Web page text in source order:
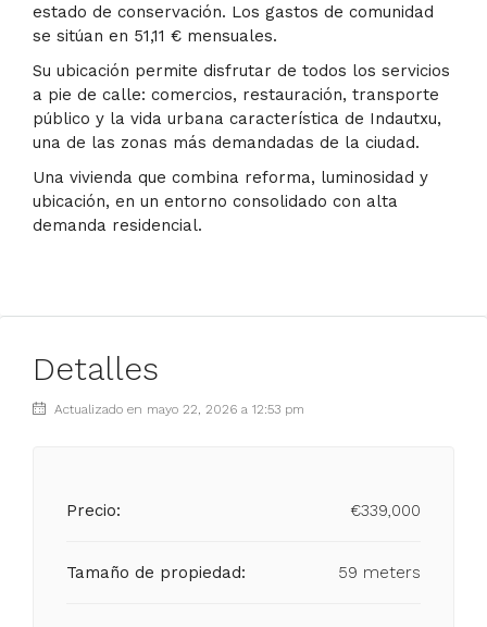
estado de conservación. Los gastos de comunidad
se sitúan en 51,11 € mensuales.
Su ubicación permite disfrutar de todos los servicios
a pie de calle: comercios, restauración, transporte
público y la vida urbana característica de Indautxu,
una de las zonas más demandadas de la ciudad.
Una vivienda que combina reforma, luminosidad y
ubicación, en un entorno consolidado con alta
demanda residencial.
Detalles
Actualizado en mayo 22, 2026 a 12:53 pm
Precio: €339,000
Tamaño de propiedad: 59 meters